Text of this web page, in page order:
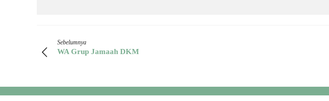
Sebelumnya
WA Grup Jamaah DKM